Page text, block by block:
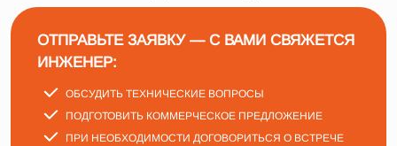
ОТПРАВЬТЕ ЗАЯВКУ — С ВАМИ СВЯЖЕТСЯ
ИНЖЕНЕР:
ОБСУДИТЬ ТЕХНИЧЕСКИЕ ВОПРОСЫ
ПОДГОТОВИТЬ КОММЕРЧЕСКОЕ ПРЕДЛОЖЕНИЕ
ПРИ НЕОБХОДИМОСТИ ДОГОВОРИТЬСЯ О ВСТРЕЧЕ